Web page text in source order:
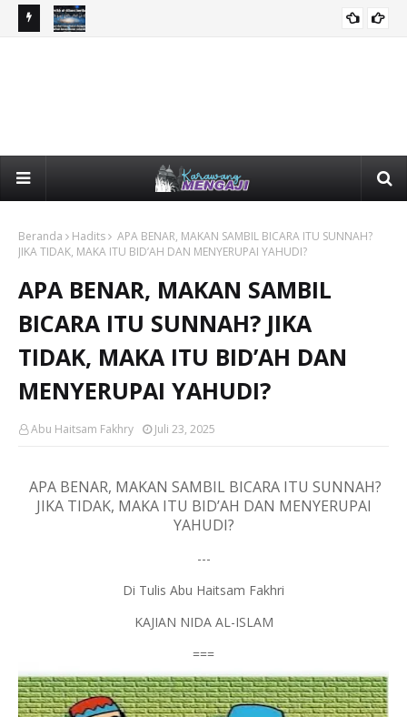
Beranda Hadits
APA BENAR, MAKAN SAMBIL BICARA ITU SUNNAH?
JIKA TIDAK, MAKA ITU BID’AH DAN MENYERUPAI YAHUDI?
APA BENAR, MAKAN SAMBIL
BICARA ITU SUNNAH? JIKA
TIDAK, MAKA ITU BID’AH DAN
MENYERUPAI YAHUDI?
Abu Haitsam Fakhry Juli 23, 2025
APA BENAR, MAKAN SAMBIL BICARA ITU SUNNAH?
JIKA TIDAK, MAKA ITU BID’AH DAN MENYERUPAI
YAHUDI?
---
Di Tulis Abu Haitsam Fakhri
KAJIAN NIDA AL-ISLAM
===